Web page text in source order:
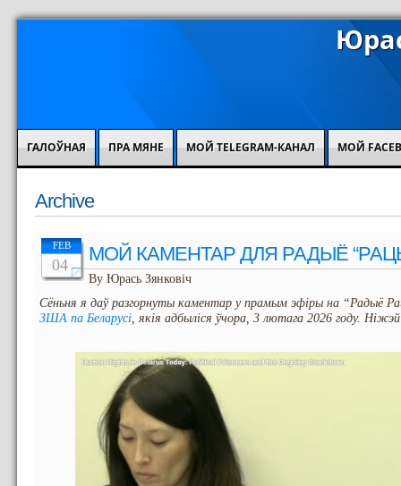
ГАЛОЎНАЯ ПРА МЯНЕ МОЙ TELEGRAM-КАНАЛ МОЙ
Archive
FEB
04 МОЙ КАМЕНТАР ДЛЯ РАДЫЁ
By Юрась Зянковіч
Сёньня я даў разгорнуты каментар у прамым эфіры на “Радыё
ЗША па Беларусі, якія адбыліся ўчора, 3 лютага 2026 году.